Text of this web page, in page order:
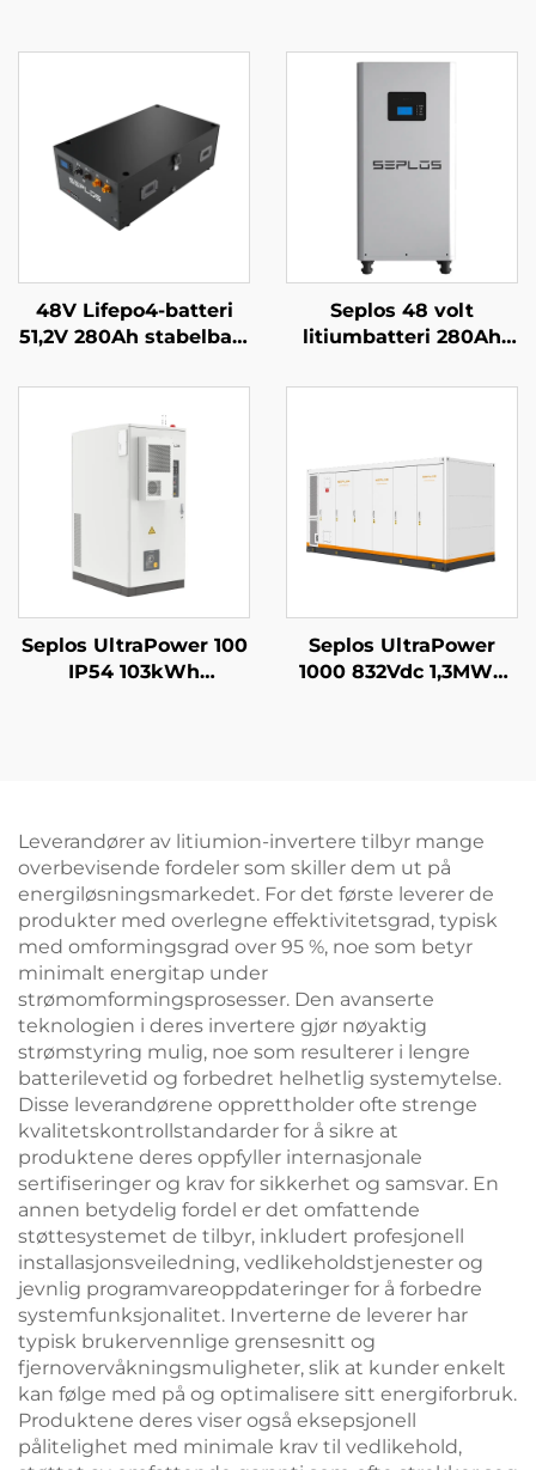
48V Lifepo4-batteri
51,2V 280Ah stabelbart
batteribakkesystem
14kWh sol Seplos-
batteri
Seplos 48 volt
litiumbatteri 280Ah
51,2V 14kWh litium
Seplos UltraPower 100
IP54 103kWh
Seplos UltraPower
1000 832Vdc 1,3MWh
Leverandører av litiumion-invertere tilbyr mange
overbevisende fordeler som skiller dem ut på
energiløsningsmarkedet. For det første leverer de
produkter med overlegne effektivitetsgrad, typisk
med omformingsgrad over 95 %, noe som betyr
minimalt energitap under
strømomformingsprosesser. Den avanserte
teknologien i deres invertere gjør nøyaktig
strømstyring mulig, noe som resulterer i lengre
batterilevetid og forbedret helhetlig systemytelse.
Disse leverandørene opprettholder ofte strenge
kvalitetskontrollstandarder for å sikre at
produktene deres oppfyller internasjonale
sertifiseringer og krav for sikkerhet og samsvar. En
annen betydelig fordel er det omfattende
støttesystemet de tilbyr, inkludert profesjonell
installasjonsveiledning, vedlikeholdstjenester og
jevnlig programvareoppdateringer for å forbedre
systemfunksjonalitet. Inverterne de leverer har
typisk brukervennlige grensesnitt og
fjernovervåkningsmuligheter, slik at kunder enkelt
kan følge med på og optimalisere sitt energiforbruk.
Produktene deres viser også eksepsjonell
pålitelighet med minimale krav til vedlikehold,